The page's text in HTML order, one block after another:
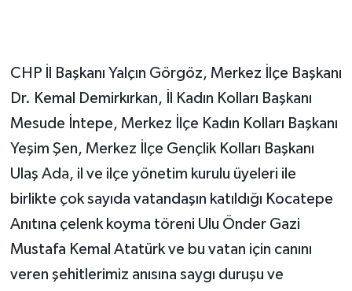
CHP İl Başkanı Yalçın Görgöz, Merkez İlçe Başkanı
Dr. Kemal Demirkırkan, İl Kadın Kolları Başkanı
Mesude İntepe, Merkez İlçe Kadın Kolları Başkanı
Yeşim Şen, Merkez İlçe Gençlik Kolları Başkanı
Ulaş Ada, il ve ilçe yönetim kurulu üyeleri ile
birlikte çok sayıda vatandaşın katıldığı Kocatepe
Anıtına çelenk koyma töreni Ulu Önder Gazi
Mustafa Kemal Atatürk ve bu vatan için canını
veren şehitlerimiz anısına saygı duruşu ve